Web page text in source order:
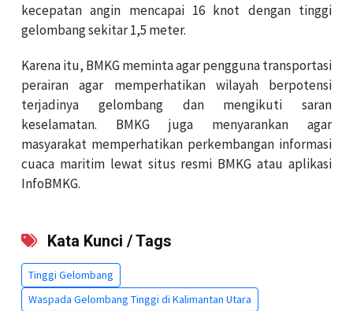
kecepatan angin mencapai 16 knot dengan tinggi
gelombang sekitar 1,5 meter.
Karena itu, BMKG meminta agar pengguna transportasi
perairan agar memperhatikan wilayah berpotensi
terjadinya gelombang dan mengikuti saran
keselamatan. BMKG juga menyarankan agar
masyarakat memperhatikan perkembangan informasi
cuaca maritim lewat situs resmi BMKG atau aplikasi
InfoBMKG.
Kata Kunci / Tags
Tinggi Gelombang
Waspada Gelombang Tinggi di Kalimantan Utara